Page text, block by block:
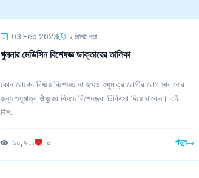
03 Feb 2023 ২ মিনিট পড়া
খুলনার মেডিসিন বিশেষজ্ঞ ডাক্তারের তালিকা
কোন রোগের বিষয়ে বিশেষজ্ঞ না হয়েও শুধুমাত্র রোগীর রোগ সারানোর
জন্য শুধুমাত্র ঔষুধের বিষয়ে বিশেষজ্ঞরা চিকিৎসা দিয়ে থাকেন। এই
বিশ...
১০,৭২১ ০ পড়ুন